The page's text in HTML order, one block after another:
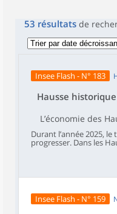
53 résultats de
Insee Flash - N° 183
Hausse
L’économie des
Durant l’année 2025, le
progresser. Dans les
la population active en
plus forte
des dispositifs d’aide à
Insee Flash - N° 159